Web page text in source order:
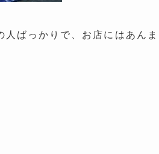
人ばっかりで、お店にはあんま